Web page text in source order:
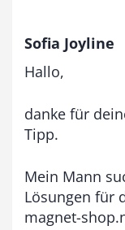
Sofia Joyline
Hallo,
danke für
Tipp.
Mein Mann
Lösungen für
magnet-